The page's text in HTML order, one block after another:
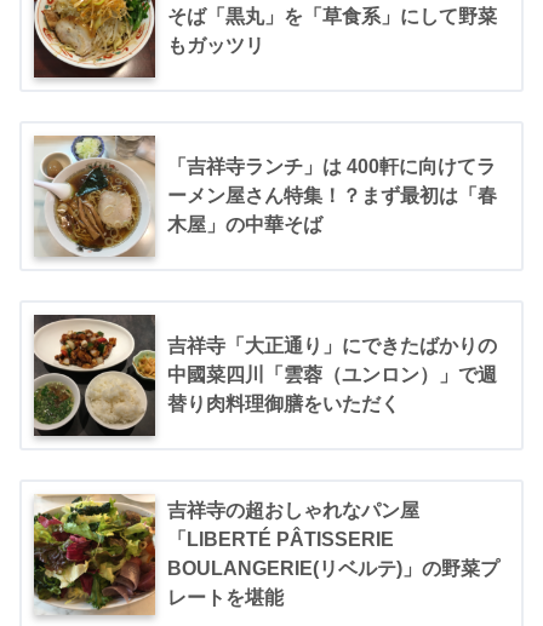
そば「黒丸」を「草食系」にして野菜
もガッツリ
「吉祥寺ランチ」は 400軒に向けてラ
ーメン屋さん特集！？まず最初は「春
木屋」の中華そば
吉祥寺「大正通り」にできたばかりの
中國菜四川「雲蓉（ユンロン）」で週
替り肉料理御膳をいただく
吉祥寺の超おしゃれなパン屋
「LIBERTÉ PÂTISSERIE
BOULANGERIE(リベルテ)」の野菜プ
レートを堪能